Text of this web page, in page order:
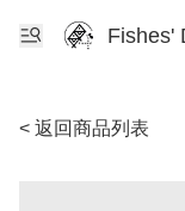
Fishes'
< 返回商品列表